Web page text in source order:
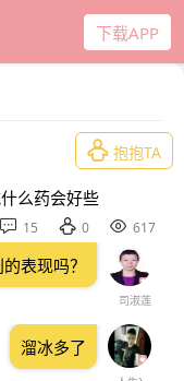
下载APP
 抱抱TA
么药会好些
 15  0  617
司淑莲
表现吗？
溜冰多了